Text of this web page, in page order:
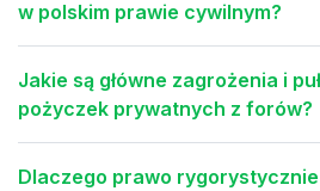
w polskim prawie cywilnym?
Jakie są główne zagrożenia i
pożyczek prywatnych z forów?
Dlaczego prawo